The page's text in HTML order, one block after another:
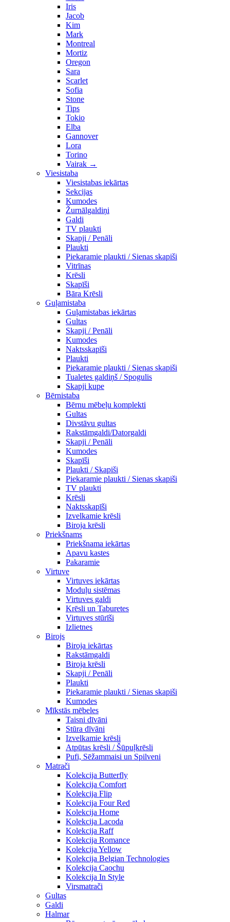
Iris
Jacob
Kim
Mark
Montreal
Mortiz
Oregon
Sara
Scarlet
Sofia
Stone
Tips
Tokio
Elba
Gannover
Lora
Torino
Vairak →
Viesistaba
Viesistabas iekārtas
Sekcijas
Kumodes
Žurnālgaldiņi
Galdi
TV plaukti
Skapji / Penāli
Plaukti
Piekaramie plaukti / Sienas skapiši
Vitrīnas
Krēsli
Skapīši
Bāra Krēsli
Guļamistaba
Guļamistabas iekārtas
Gultas
Skapji / Penāli
Kumodes
Naktsskapīši
Plaukti
Piekaramie plaukti / Sienas skapiši
Tualetes galdiņš / Spogulis
Skapji kupe
Bērnistaba
Bērnu mēbeļu komplekti
Gultas
Divstāvu gultas
Rakstāmgaldi/Datorgaldi
Skapji / Penāli
Kumodes
Skapīši
Plaukti / Skapiši
Piekaramie plaukti / Sienas skapiši
TV plaukti
Krēsli
Naktsskapīši
Izvelkamie krēsli
Biroja krēsli
Priekšnams
Priekšnama iekārtas
Apavu kastes
Pakaramie
Virtuve
Virtuves iekārtas
Moduļu sistēmas
Virtuves galdi
Krēsli un Taburetes
Virtuves stūrīši
Izlietnes
Birojs
Biroja iekārtas
Rakstāmgaldi
Biroja krēsli
Skapji / Penāli
Plaukti
Piekaramie plaukti / Sienas skapiši
Kumodes
Mīkstās mēbeles
Taisni dīvāni
Stūra dīvāni
Izvelkamie krēsli
Atpūtas krēsli / Šūpuļkrēsli
Pufi, Sēžammaisi un Spilveni
Matrači
Kolekcija Butterfly
Kolekcija Comfort
Kolekcija Flip
Kolekcija Four Red
Kolekcija Home
Kolekcija Lacoda
Kolekcija Raff
Kolekcija Romance
Kolekcija Yellow
Kolekcija Belgian Technologies
Kolekcija Caochu
Kolekcija In Style
Virsmatrači
Gultas
Galdi
Halmar